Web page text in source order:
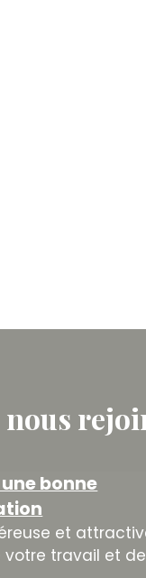
bonne
et
votre travail et